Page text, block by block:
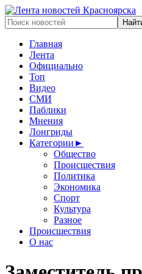
Главная
Лента
Официально
Топ
Видео
СМИ
Паблики
Мнения
Лонгриды
Категории ►
Общество
Происшествия
Политика
Экономика
Спорт
Культура
Разное
Происшествия
О нас